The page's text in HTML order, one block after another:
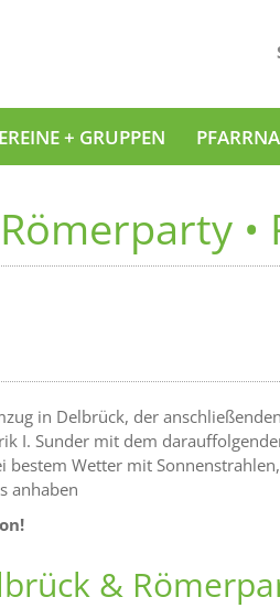
+ GRUPPEN
•
in Delbrück, der
I. Sunder mit dem
Wetter mit
anhaben
&